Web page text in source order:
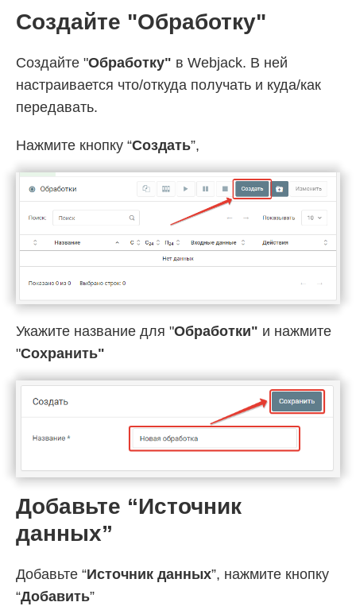
Создайте "Обработку"
Создайте "Обработку" в Webjack. В ней
настраивается что/откуда получать и куда/как
передавать.
Нажмите кнопку “Создать”,
Укажите название для "Обработки" и нажмите
"Cохранить"
Добавьте “Источник
данных”
Добавьте “Источник данных”, нажмите кнопку
“Добавить”